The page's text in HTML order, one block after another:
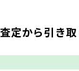
査定から引き